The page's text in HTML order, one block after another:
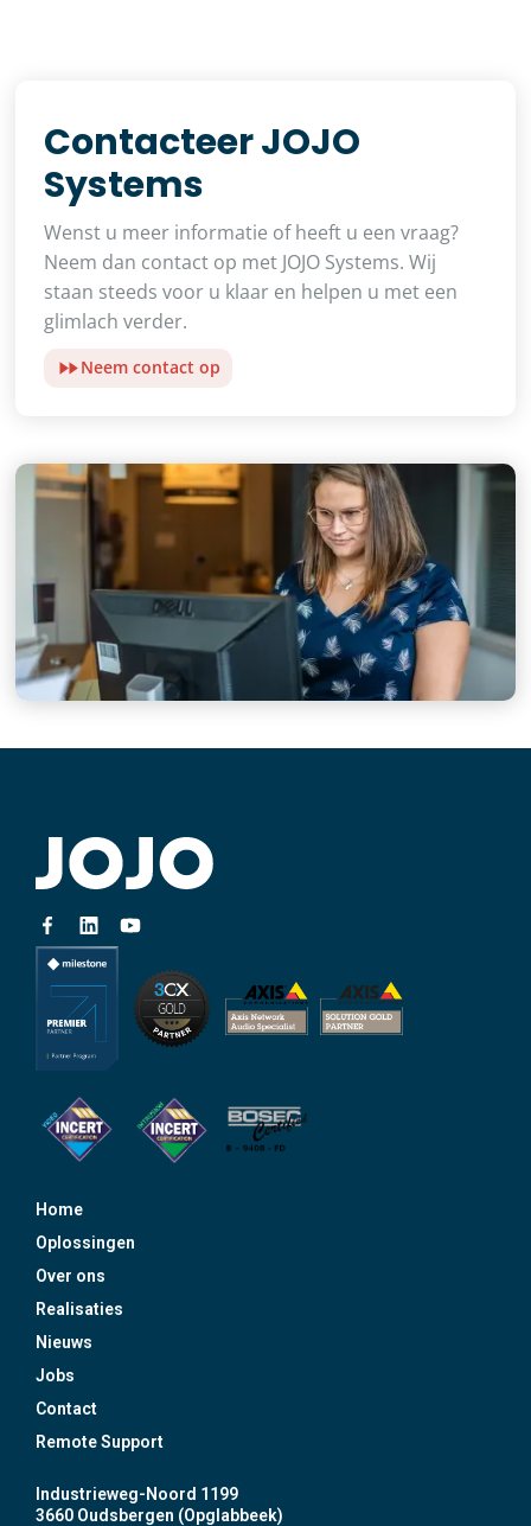
Contacteer JOJO
Systems
Wenst u meer informatie of heeft u een vraag?
Neem dan contact op met JOJO Systems. Wij
staan steeds voor u klaar en helpen u met een
glimlach verder.
Neem contact op
Home
Oplossingen
Over ons
Realisaties
Nieuws
Jobs
Contact
Remote Support
Industrieweg-Noord 1199
3660 Oudsbergen (Opglabbeek)